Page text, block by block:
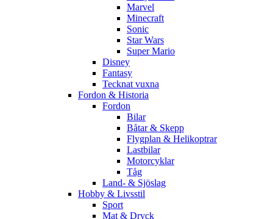
Marvel
Minecraft
Sonic
Star Wars
Super Mario
Disney
Fantasy
Tecknat vuxna
Fordon & Historia
Fordon
Bilar
Båtar & Skepp
Flygplan & Helikoptrar
Lastbilar
Motorcyklar
Tåg
Land- & Sjöslag
Hobby & Livsstil
Sport
Mat & Dryck